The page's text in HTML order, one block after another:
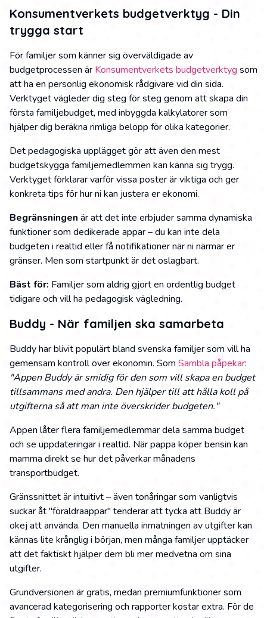
Konsumentverkets budgetverktyg - Din
trygga start
För familjer som känner sig överväldigade av
budgetprocessen är Konsumentverkets budgetverktyg som
att ha en personlig ekonomisk rådgivare vid din sida.
Verktyget vägleder dig steg för steg genom att skapa din
första familjebudget, med inbyggda kalkylatorer som
hjälper dig beräkna rimliga belopp för olika kategorier.
Det pedagogiska upplägget gör att även den mest
budgetskygga familjemedlemmen kan känna sig trygg.
Verktyget förklarar varför vissa poster är viktiga och ger
konkreta tips för hur ni kan justera er ekonomi.
Begränsningen är att det inte erbjuder samma dynamiska
funktioner som dedikerade appar – du kan inte dela
budgeten i realtid eller få notifikationer när ni närmar er
gränser. Men som startpunkt är det oslagbart.
Bäst för: Familjer som aldrig gjort en ordentlig budget
tidigare och vill ha pedagogisk vägledning.
Buddy - När familjen ska samarbeta
Buddy har blivit populärt bland svenska familjer som vill ha
gemensam kontroll över ekonomin. Som Sambla påpekar:
"Appen Buddy är smidig för den som vill skapa en budget
tillsammans med andra. Den hjälper till att hålla koll på
utgifterna så att man inte överskrider budgeten."
Appen låter flera familjemedlemmar dela samma budget
och se uppdateringar i realtid. När pappa köper bensin kan
mamma direkt se hur det påverkar månadens
transportbudget.
Gränssnittet är intuitivt – även tonåringar som vanligtvis
suckar åt "föräldraappar" tenderar att tycka att Buddy är
okej att använda. Den manuella inmatningen av utgifter kan
kännas lite krånglig i början, men många familjer upptäcker
att det faktiskt hjälper dem bli mer medvetna om sina
utgifter.
Grundversionen är gratis, medan premiumfunktioner som
avancerad kategorisering och rapporter kostar extra. För de